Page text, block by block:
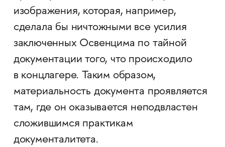
изображения, которая, например,
сделала бы ничтожными все усилия
заключенных Освенцима по тайной
документации того, что происходило
в концлагере. Таким образом,
материальность документа проявляется
там, где он оказывается неподвластен
сложившимся практикам
документалитета.